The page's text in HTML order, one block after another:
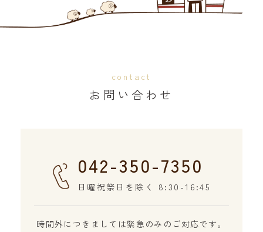
contact
お問い合わせ
042-350-7350
日曜祝祭日を除く 8:30-16:45
時間外につきましては緊急のみのご対応です。